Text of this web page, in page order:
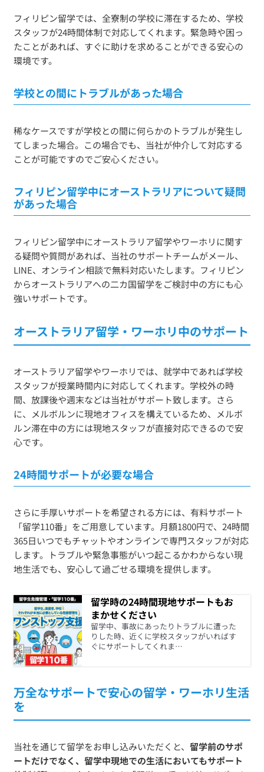
フィリピン留学では、全寮制の学校に滞在するため、学校
スタッフが24時間体制で対応してくれます。緊急時や困っ
たことがあれば、すぐに助けを求めることができる安心の
環境です。
学校との間にトラブルがあった場合
稀なケースですが学校との間に何らかのトラブルが発生し
てしまった場合。この場合でも、当社が仲介して対応する
ことが可能ですのでご安心ください。
フィリピン留学中にオーストラリアについて疑問
があった場合
フィリピン留学中にオーストラリア留学やワーホリに関す
る疑問や質問があれば、当社のサポートチームがメール、
LINE、オンライン相談で無料対応いたします。フィリピン
からオーストラリアへの二カ国留学をご検討中の方にも心
強いサポートです。
オーストラリア留学・ワーホリ中のサポート
オーストラリア留学やワーホリでは、就学中であれば学校
スタッフが授業時間内に対応してくれます。学校外の時
間、放課後や週末などは当社がサポート致します。さら
に、メルボルンに現地オフィスを構えているため、メルボ
ルン滞在中の方には現地スタッフが直接対応できるので安
心です。
24時間サポートが必要な場合
さらに手厚いサポートを希望される方には、有料サポート
「留学110番」をご用意しています。月額1800円で、24時間
365日いつでもチャットやオンラインで専門スタッフが対応
します。トラブルや緊急事態がいつ起こるかわからない現
地生活でも、安心して過ごせる環境を提供します。
留学時の24時間現地サポートもお
まかせください
留学中、事故にあったりトラブルに遭った
りした時、近くに学校スタッフがいればす
ぐにサポートしてくれま…
万全なサポートで安心の留学・ワーホリ生活
を
当社を通じて留学をお申し込みいただくと、留学前のサポ
ートだけでなく、留学中現地での生活においてもサポート